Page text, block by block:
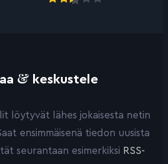
& keskustele
löytyvät lähes jokaisesta netin
ensimmäisenä tiedon uusista
seurantaan esimerkiksi RSS-